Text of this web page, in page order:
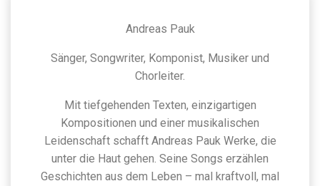
Andreas Pauk
Sänger, Songwriter, Komponist, Musiker und
Chorleiter.
Mit tiefgehenden Texten, einzigartigen
Kompositionen und einer musikalischen
Leidenschaft schafft Andreas Pauk Werke, die
unter die Haut gehen. Seine Songs erzählen
Geschichten aus dem Leben – mal kraftvoll, mal